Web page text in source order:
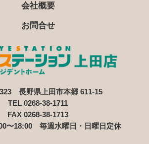
会社概要
お問合せ
長野県上田市本郷 611-15
TEL 0268-38-1711
FAX 0268-38-1713
〜18:00 毎週水曜日・日曜日定休